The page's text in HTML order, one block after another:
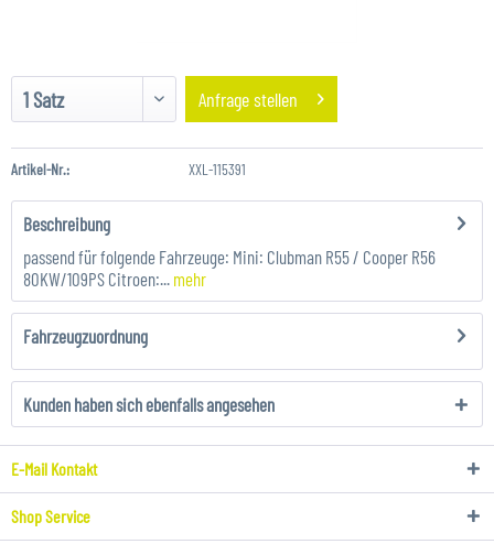
Anfrage stellen
Artikel-Nr.: XXL-115391
Beschreibung
passend für folgende Fahrzeuge: Mini: Clubman R55 / Cooper R56
80KW/109PS Citroen:... mehr
Fahrzeugzuordnung
Kunden haben sich ebenfalls angesehen
E-Mail Kontakt
Shop Service